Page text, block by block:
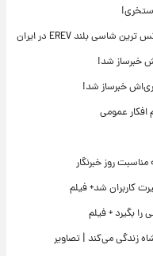
خبرساز شد!
خبرساز شد!
افکار عمومی
روز خبرنگار
کاربران شد+ فیلم
بگیرد + فیلم
زندگی می‌کند | تصاویر